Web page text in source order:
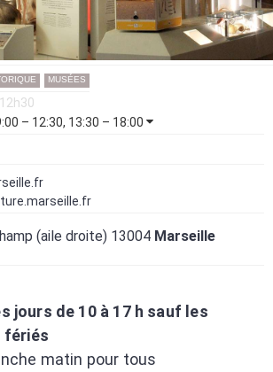
MUSÉES
– 12:30, 13:30 – 18:00
(aile droite) 13004 Marseille
jours de 10 à 17 h sauf les
fériés
matin pour tous